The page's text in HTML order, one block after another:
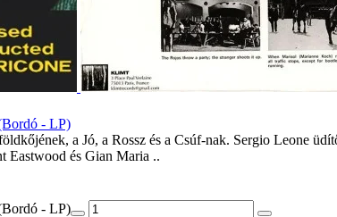
- LP)
a Jó, a Rossz és a Csúf-nak. Sergio Leone
Eastwood és Gian Maria ..
- LP)